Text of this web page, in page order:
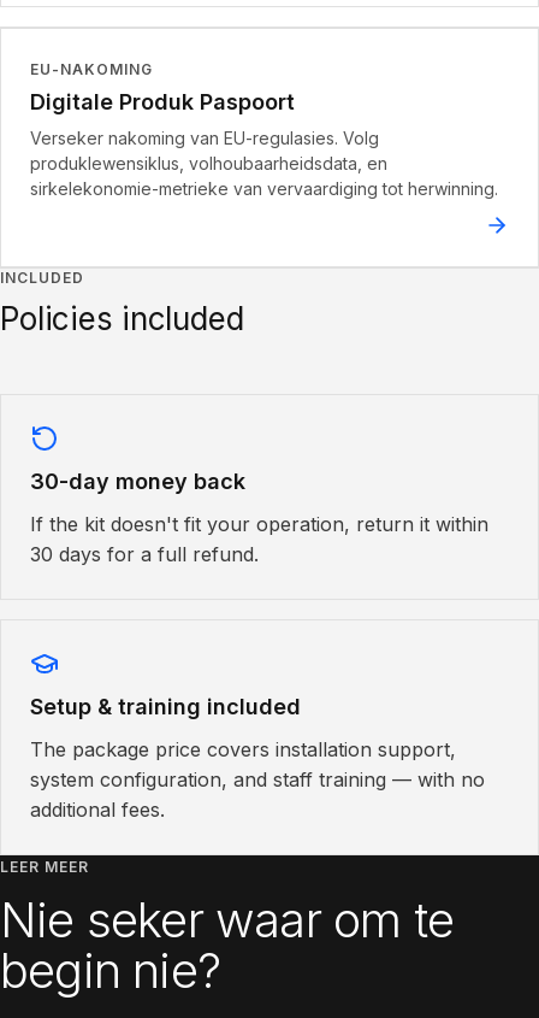
EU-NAKOMING
Digitale Produk Paspoort
Verseker nakoming van EU-regulasies. Volg
produklewensiklus, volhoubaarheidsdata, en
sirkelekonomie-metrieke van vervaardiging tot herwinning.
INCLUDED
Policies included
30-day money back
If the kit doesn't fit your operation, return it within
30 days for a full refund.
Setup & training included
The package price covers installation support,
system configuration, and staff training — with no
additional fees.
LEER MEER
Nie seker waar om te
begin nie?